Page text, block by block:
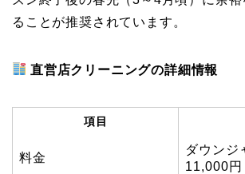
ることが推奨されています。
直営店クリーニングの詳細情報
項目
料金
ダウンジ
11,000円